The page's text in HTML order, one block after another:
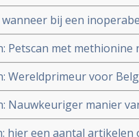
bij een
(75% of meer)
niet voor genezing.
Petscan met methionine
operatieve ingreep bij
en nauwkeuriger -
Wereldprimeur voor
operatie van
Nauwkeuriger manier
Ziekenhuis Maastricht
hier een aantal